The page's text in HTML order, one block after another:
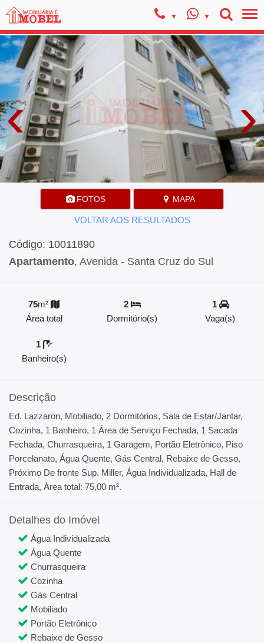
‹ ›
FOTOS MAPA
VOLTAR AOS RESULTADOS
Código: 10011890
Apartamento, Avenida - Santa Cruz do Sul
75m²
Área total
2
Dormitório(s)
1
Vaga(s)
1
Banheiro(s)
Descrição
Ed. Lazzaron, Mobiliado, 2 Dormitórios, Sala de Estar/Jantar,
Cozinha, 1 Banheiro, 1 Área de Serviço Fechada, 1 Sacada
Fechada, Churrasqueira, 1 Garagem, Portão Eletrônico, Piso
Porcelanato, Água Quente, Gás Central, Rebaixe de Gesso,
Próximo De fronte Sup. Miller, Água Individualizada, Hall de
Entrada, Área total: 75,00 m².
Detalhes do Imóvel
Água Individualizada
Água Quente
Churrasqueira
Cozinha
Gás Central
Mobiliado
Portão Eletrônico
Rebaixe de Gesso